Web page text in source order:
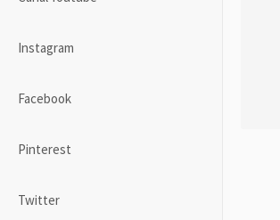
Instagram
Facebook
Pinterest
Twitter